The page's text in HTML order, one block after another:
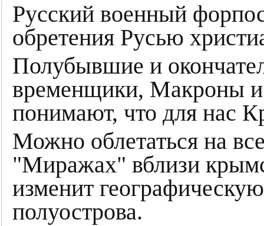
Русский военный
обретения Русью
Полубывшие и
временщики, Макроны
понимают, что для нас
Можно облетаться на
"Миражах" вблизи
изменит
полуострова.